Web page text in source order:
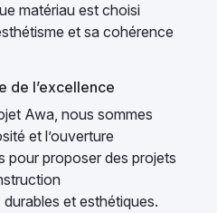
matériau est choisi
et sa cohérence
de l’excellence
Awa, nous sommes
et l’ouverture
pour proposer des projets
et esthétiques.